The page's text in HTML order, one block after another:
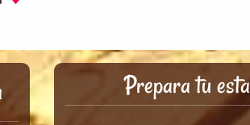
Prepara tu